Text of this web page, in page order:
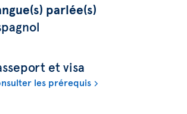
parlée(s)
et visa
les prérequis